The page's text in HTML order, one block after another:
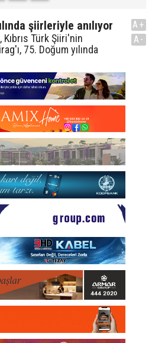
şiirleriyle anılıyor
Türk Şiiri'nin
75. Doğum yılında
A+
A-